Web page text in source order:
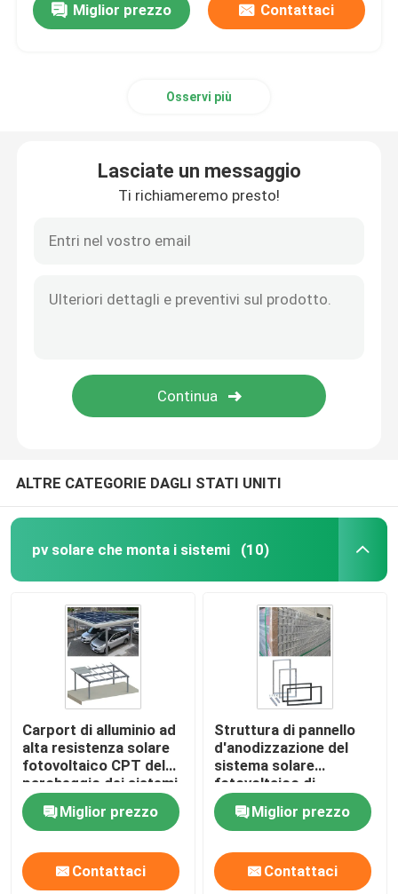
Miglior prezzo Contattaci
Osservi più
Lasciate un messaggio
Ti richiameremo presto!
ALTRE CATEGORIE DAGLI STATI UNITI
pv solare che monta i sistemi (10)
Carport di alluminio ad
alta resistenza solare
fotovoltaico CPT del
parcheggio dei sistemi
del montaggio di PV
Miglior prezzo
Contattaci
Struttura di pannello
d'anodizzazione del
sistema solare
fotovoltaico di
alluminio di tormento
PFA
Miglior prezzo
Contattaci